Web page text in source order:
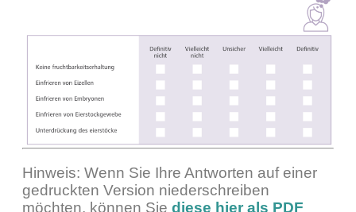
Hinweis: Wenn Sie Ihre Antworten auf einer
gedruckten Version niederschreiben
möchten, können Sie diese hier als PDF